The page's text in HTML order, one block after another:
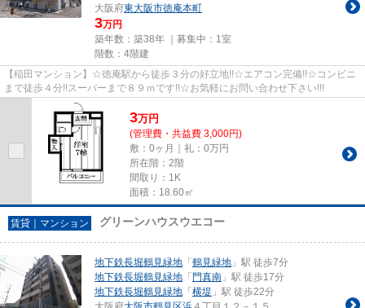
大阪府東大阪市徳庵本町
3万円
築年数：築38年 ｜募集中： 1室
階数：4階建
【稲田マンション】☆徳庵駅から徒歩３分の好立地!!☆エアコン完備!!☆コンビニ
まで徒歩４分!!スーパーまで８９ｍです!!☆お気軽にお問い合わせ下さい!!!
3万円
(管理費・共益費 3,000円)
敷：0ヶ月｜礼：0万円
所在階：2階
間取り：1K
面積：18.60㎡
賃貸｜マンション グリーンハウスウエコー
地下鉄長堀鶴見緑地 「 鶴見緑地 」駅 徒歩7分
地下鉄長堀鶴見緑地 「 門真南 」駅 徒歩17分
地下鉄長堀鶴見緑地 「 横堤 」駅 徒歩22分